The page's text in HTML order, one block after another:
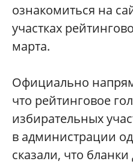
ознакомиться на
участках
марта.
Официально
что рейтинговое
избирательных
в администрации
сказали, что